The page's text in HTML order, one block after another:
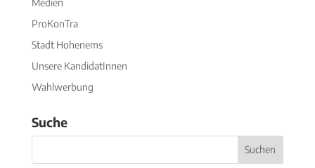
Medien
ProKonTra
Stadt Hohenems
Unsere KandidatInnen
Wahlwerbung
Suche